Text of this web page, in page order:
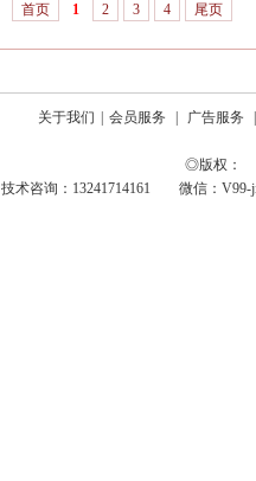
首页 1 2 3 4 尾页
关于我们 会员服务 广告服务
◎版权：
技术咨询：13241714161 微信：V99-